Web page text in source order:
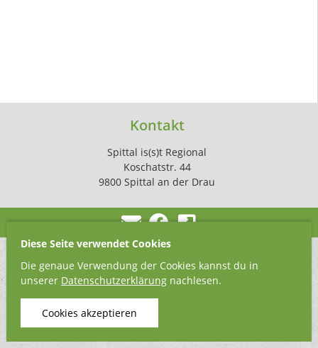
Kontakt
Spittal is(s)t Regional
Koschatstr. 44
9800 Spittal an der Drau
Diese Seite verwendet Cookies
Die genaue Verwendung der Cookies kannst du in
unserer Datenschutzerklärungnachlesen.
Cookies akzeptieren